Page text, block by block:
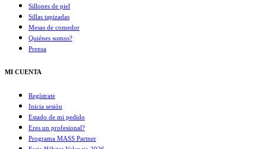
Sillones de piel
Sillas tapizadas
Mesas de comedor
Quiénes somos?
Prensa
MI CUENTA
Regístrate
Inicia sesión
Estado de mi pedido
Eres un profesional?
Programa MASS Partner